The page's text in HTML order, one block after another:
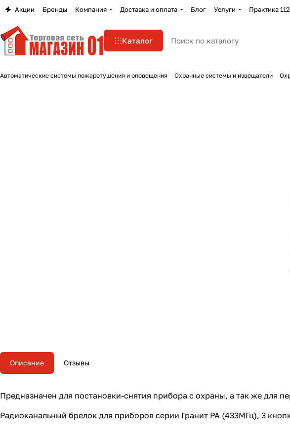
Акции Бренды Компания Доставка и оплата Блог Услуги Практика 112
Каталог
Автоматические системы пожаротушения и оповещения Охранные системы и извещатели
Описание Отзывы
Предназначен для постановки-снятия прибора с охраны, а так же для
Радиоканальный брелок для приборов серии Гранит РА (433МГц), 3